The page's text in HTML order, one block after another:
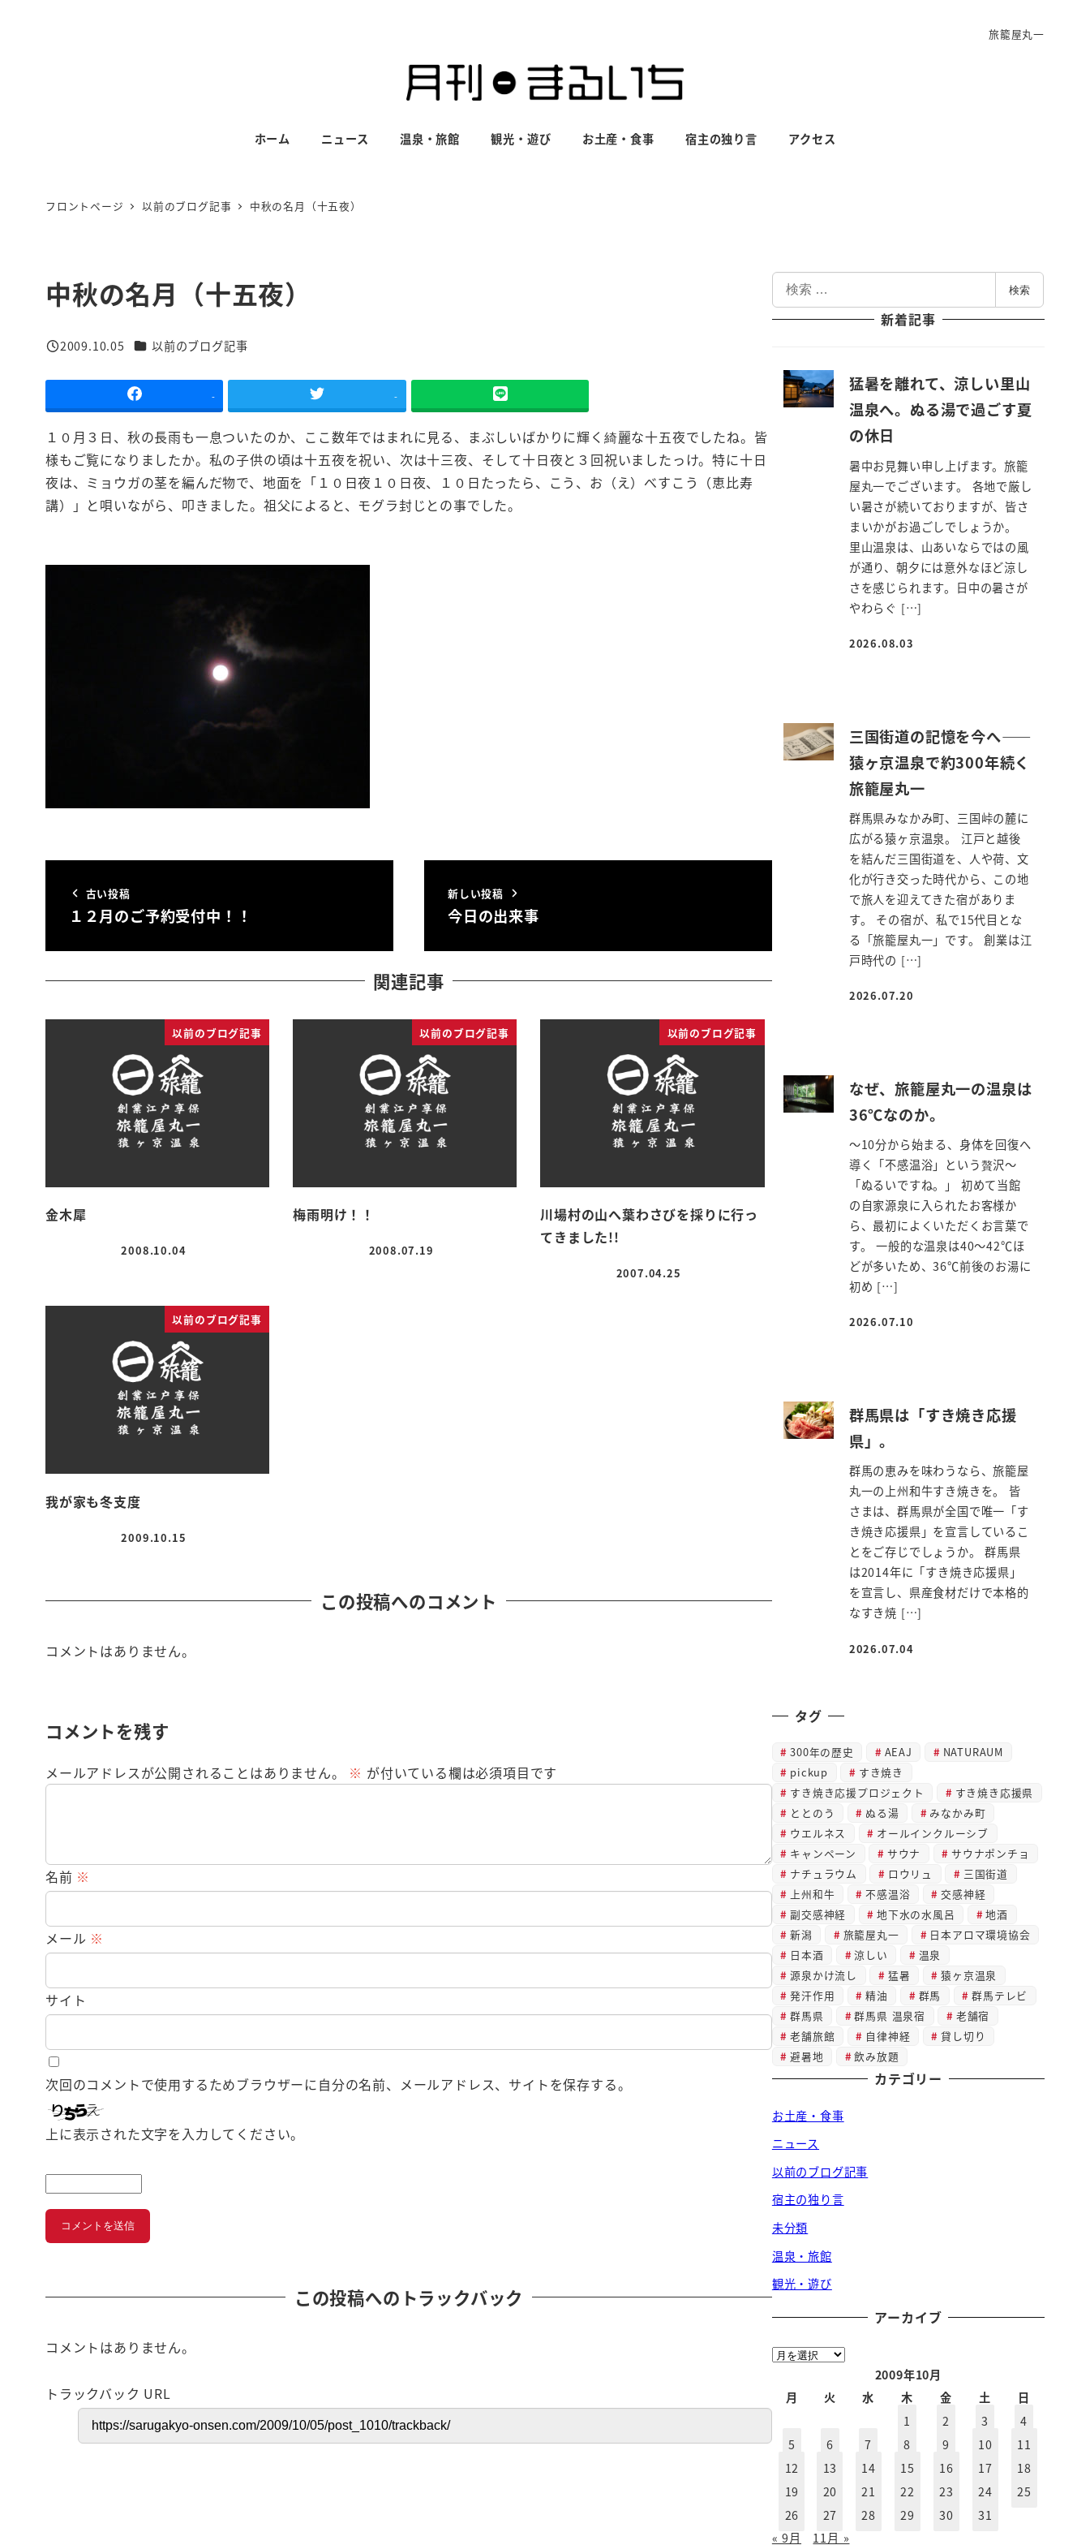
旅籠屋丸一
ホーム ニュース 温泉・旅館 観光・遊び お土産・食事 宿主の独り言 アクセス
フロントページ 以前のブログ記事 中秋の名月（十五夜）
中秋の名月（十五夜）
投稿日
2009.10.05 カテゴリー
以前のブログ記事
- -
１０月３日、秋の長雨も一息ついたのか、ここ数年ではまれに見る、まぶしいばかりに輝く綺麗な十五夜でしたね。皆
様もご覧になりましたか。私の子供の頃は十五夜を祝い、次は十三夜、そして十日夜と３回祝いましたっけ。特に十日
夜は、ミョウガの茎を編んだ物で、地面を「１０日夜１０日夜、１０日たったら、こう、お（え）べすこう（恵比寿
講）」と唄いながら、叩きました。祖父によると、モグラ封じとの事でした。
古い投稿
１２月のご予約受付中！！
新しい投稿
今日の出来事
関連記事
以前のブログ記事
金木犀
投稿日
2008.10.04
以前のブログ記事
梅雨明け！！
投稿日
2008.07.19
以前のブログ記事
川場村の山へ葉わさびを採りに行っ
てきました!!
投稿日
2007.04.25
以前のブログ記事
我が家も冬支度
投稿日
2009.10.15
この投稿へのコメント
コメントはありません。
コメントを残す
メールアドレスが公開されることはありません。 ※ が付いている欄は必須項目です
名前 ※
メール ※
サイト
次回のコメントで使用するためブラウザーに自分の名前、メールアドレス、サイトを保存する。
上に表示された文字を入力してください。
この投稿へのトラックバック
コメントはありません。
トラックバック URL
索
検索
新着記事
猛暑を離れて、涼しい里山
温泉へ。ぬる湯で過ごす夏
の休日
暑中お見舞い申し上げます。旅籠
屋丸一でございます。 各地で厳し
い暑さが続いておりますが、皆さ
まいかがお過ごしでしょうか。
里山温泉は、山あいならではの風
が通り、朝夕には意外なほど涼し
さを感じられます。日中の暑さが
やわらぐ […]
投稿日
2026.08.03
三国街道の記憶を今へ――
猿ヶ京温泉で約300年続く
旅籠屋丸一
群馬県みなかみ町、三国峠の麓に
広がる猿ヶ京温泉。 江戸と越後
を結んだ三国街道を、人や荷、文
化が行き交った時代から、この地
で旅人を迎えてきた宿がありま
す。 その宿が、私で15代目とな
る「旅籠屋丸一」です。 創業は江
戸時代の […]
投稿日
2026.07.20
なぜ、旅籠屋丸一の温泉は
36℃なのか。
～10分から始まる、身体を回復へ
導く「不感温浴」という贅沢～
「ぬるいですね。」 初めて当館
の自家源泉に入られたお客様か
ら、最初によくいただくお言葉で
す。 一般的な温泉は40～42℃ほ
どが多いため、36℃前後のお湯に
初め […]
投稿日
2026.07.10
群馬県は「すき焼き応援
県」。
群馬の恵みを味わうなら、旅籠屋
丸一の上州和牛すき焼きを。 皆
さまは、群馬県が全国で唯一「す
き焼き応援県」を宣言しているこ
とをご存じでしょうか。 群馬県
は2014年に「すき焼き応援県」
を宣言し、県産食材だけで本格的
なすき焼 […]
投稿日
2026.07.04
タグ
300年の歴史 AEAJ
NATURAUM
pickup
すき焼き
すき焼き応援プロジェクト
すき焼き応援県
ととのう
ぬる湯
みなかみ町
ウエルネス
オールインクルーシブ
キャンペーン
サウナ
サウナポンチョ
ナチュラウム
ロウリュ
三国街道
上州和牛
不感温浴
交感神経
副交感神経
地下水の水風呂
地酒
新潟
旅籠屋丸一
日本アロマ環境協会
日本酒
涼しい
温泉
源泉かけ流し
猛暑
猿ヶ京温泉
発汗作用
精油 群馬
群馬テレビ
群馬県
群馬県 温泉宿
老舗宿
老舗旅館
自律神経
貸し切り
避暑地
飲み放題
カテゴリー
お土産・食事
ニュース
以前のブログ記事
宿主の独り言
未分類
温泉・旅館
観光・遊び
アーカイブ
ア
イ
2009年10月
月
火 水 木 金 土
日
1
2 3
4
5
6 7 8 9 10
11
12
13 14 15 16 17
18
19
20 21 22 23 24
25
26
27 28 29 30
31
« 9月
11月 »